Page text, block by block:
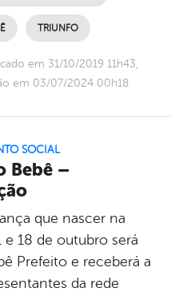
TRIUNFO
em 31/10/2019 11h43,
em 03/07/2024 00h18
SOCIAL
Bebê –
que nascer na
e 18 de outubro será
Prefeito e receberá a
da rede